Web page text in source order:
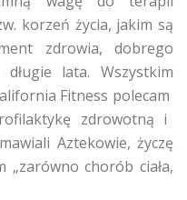
korzeń życia, jakim są
zdrowia, dobrego
lata. Wszystkim
Fitness polecam
zdrowotną i
Aztekowie, życzę
„zarówno chorób ciała,